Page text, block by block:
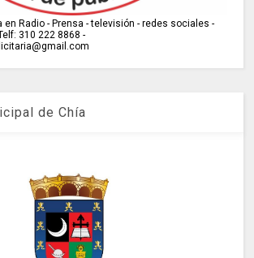
en Radio - Prensa - televisión - redes sociales -
310 222 8868 -
de Chía